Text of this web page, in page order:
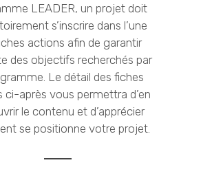
LEADER, un projet doit
s’inscrire dans l’une
actions afin de garantir
des objectifs recherchés par
Le détail des fiches
ci-après vous permettra d’en
le contenu et d’apprécier
se positionne votre projet.